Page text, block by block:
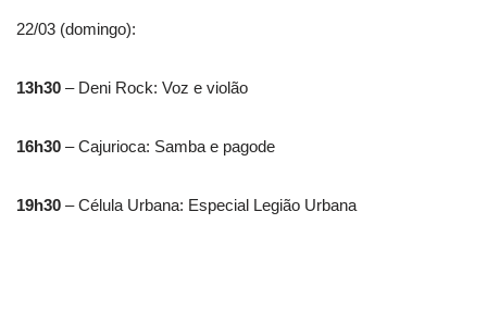
22/03 (domingo):
13h30 – Deni Rock: Voz e violão
16h30 – Cajurioca: Samba e pagode
19h30 – Célula Urbana: Especial Legião Urbana